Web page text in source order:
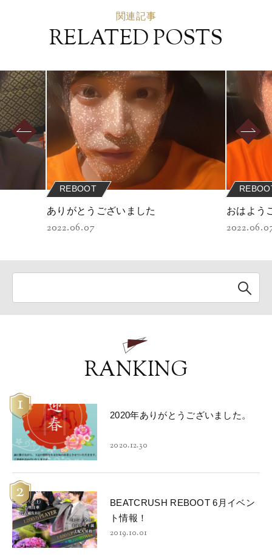
関連記事
RELATED POSTS
REBOOT
ありがとうございました
2022.06.07
おはよう
RANKING
1 2020年ありがとうございました。
2020.12.30
2
BEATCRUSH REBOOT 6月イベン
ト情報！
2019.10.01